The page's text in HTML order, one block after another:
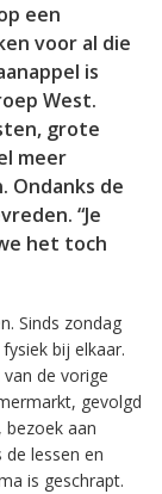
een
voor al die
is
West.
grote
meer
Ondanks de
“Je
het toch
Sinds zondag
bij elkaar.
de vorige
gevolgd
aan
lessen en
is geschrapt.